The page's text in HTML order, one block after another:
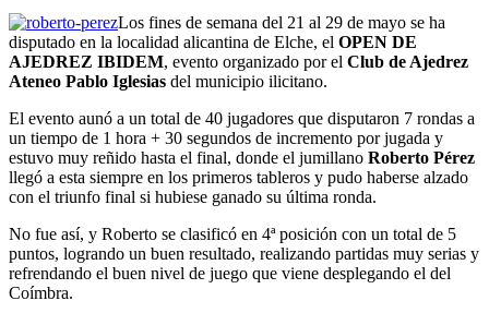
Los fines de semana del 21 al 29 de mayo se ha
disputado en la localidad alicantina de Elche, el OPEN DE
AJEDREZ IBIDEM, evento organizado por el Club de Ajedrez
Ateneo Pablo Iglesias del municipio ilicitano.
El evento aunó a un total de 40 jugadores que disputaron 7 rondas a
un tiempo de 1 hora + 30 segundos de incremento por jugada y
estuvo muy reñido hasta el final, donde el jumillano Roberto Pérez
llegó a esta siempre en los primeros tableros y pudo haberse alzado
con el triunfo final si hubiese ganado su última ronda.
No fue así, y Roberto se clasificó en 4ª posición con un total de 5
puntos, logrando un buen resultado, realizando partidas muy serias y
refrendando el buen nivel de juego que viene desplegando el del
Coímbra.